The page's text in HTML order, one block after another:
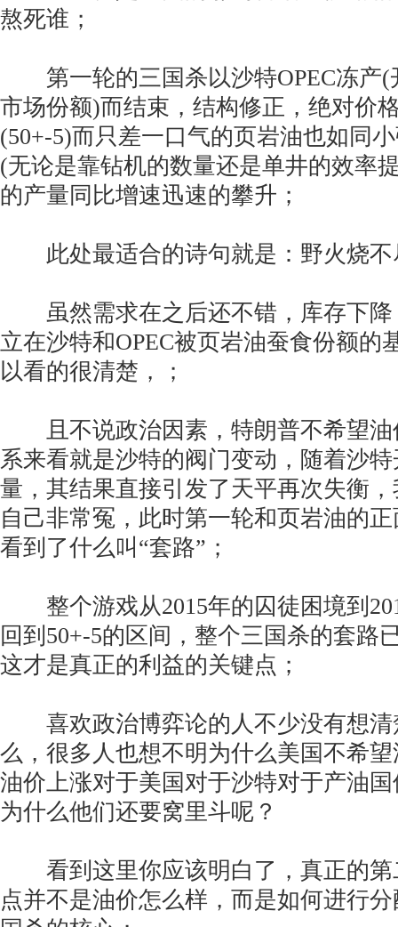
熬死谁；
第一轮的三国杀以沙特OPEC冻产(
市场份额)而结束，结构修正，绝对价
(50+-5)而只差一口气的页岩油也如同
(无论是靠钻机的数量还是单井的效率
的产量同比增速迅速的攀升；
此处最适合的诗句就是：野火烧不
虽然需求在之后还不错，库存下降
立在沙特和OPEC被页岩油蚕食份额的
以看的很清楚，；
且不说政治因素，特朗普不希望油
系来看就是沙特的阀门变动，随着沙
量，其结果直接引发了天平再次失衡
自己非常冤，此时第一轮和页岩油的
看到了什么叫“套路”；
整个游戏从2015年的囚徒困境到
回到50+-5的区间，整个三国杀的套路
这才是真正的利益的关键点；
喜欢政治博弈论的人不少没有想清
么，很多人也想不明为什么美国不希
油价上涨对于美国对于沙特对于产油
为什么他们还要窝里斗呢？
看到这里你应该明白了，真正的第
点并不是油价怎么样，而是如何进行